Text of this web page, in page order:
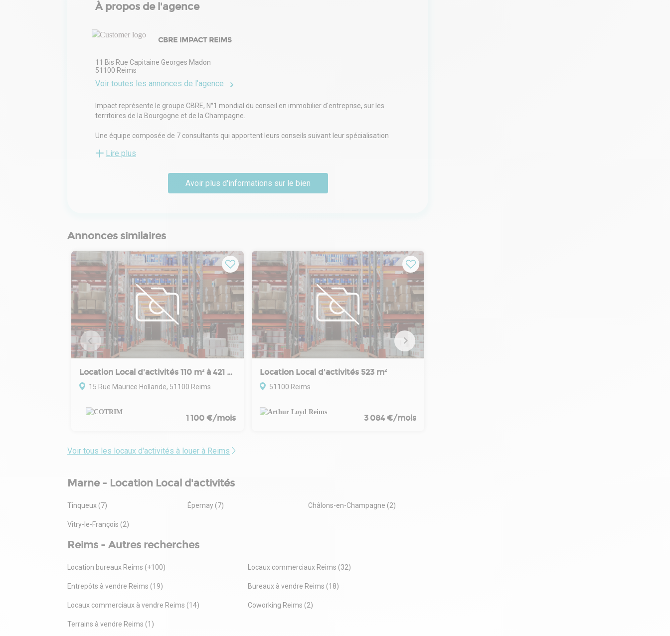
À propos de l'agence
CBRE IMPACT REIMS
11 Bis Rue Capitaine Georges Madon
51100 Reims
Voir toutes les annonces de l'agence
Impact représente le groupe CBRE, N°1 mondial du conseil en immobilier d'entreprise, sur les
territoires de la Bourgogne et de la Champagne.
Une équipe composée de 7 consultants qui apportent leurs conseils suivant leur spécialisation
office de 5 personnes.
Lire plus
Avoir plus d'informations sur le bien
Annonces similaires
Location Local d'activités 110 m² à 421 m²
15 Rue Maurice Hollande, 51100 Reims
1 100 €/mois
Location Local d'activités 523 m²
51100 Reims
3 084 €/mois
Voir tous les locaux d'activités à louer à Reims
Marne - Location Local d'activités
Tinqueux (7) Épernay (7) Châlons-en-Champagne (2)
Vitry-le-François (2)
Reims - Autres recherches
Location bureaux Reims (+100) Locaux commerciaux Reims (32)
Entrepôts à vendre Reims (19) Bureaux à vendre Reims (18)
Locaux commerciaux à vendre Reims (14) Coworking Reims (2)
Terrains à vendre Reims (1)